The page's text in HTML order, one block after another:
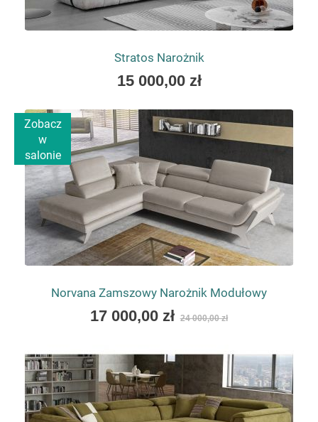
Stratos Narożnik
As
as
15 000,00 zł
Zobacz
w
salonie
Norvana Zamszowy Narożnik Modułowy
As
17 000,00 zł 24 000,00 zł